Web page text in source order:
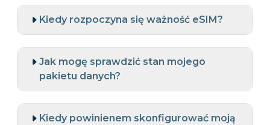
Kiedy rozpoczyna się ważność eSIM?
Jak mogę sprawdzić stan mojego
pakietu danych?
Kiedy powinienem skonfigurować moją